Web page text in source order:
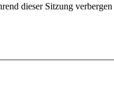
dieser Sitzung verbergen